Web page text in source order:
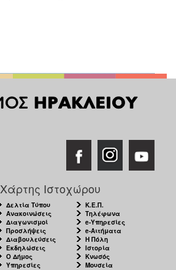
Χάρτης Ιστοχώρου
Δελτία Τύπου
Ανακοινώσεις
Διαγωνισμοί
Προσλήψεις
Διαβουλεύσεις
Εκδηλώσεις
Ο Δήμος
Υπηρεσίες
Κ.Ε.Π.
Τηλέφωνα
e-Υπηρεσίες
e-Αιτήματα
Η Πόλη
Ιστορία
Κνωσός
Μουσεία